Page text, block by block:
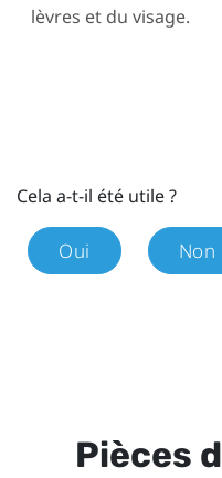
lèvres et du visage.
Cela a-t-il été utile ?
Oui Non
Pièces